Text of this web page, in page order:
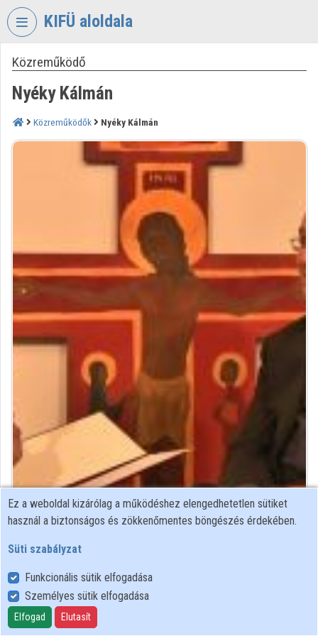
Fejléc kihagyása
KIFÜ aloldala
VIDEOTORIUM
KORMÁNYZATI
INFORMATIKAI
Kategóriák
Intézmények
Közreműködők
Közreműködő
Nyéky Kálmán
Közreműködők Nyéky Kálmán
katolikus pap
Közreműködő felvételei
Névjegyek
Névjegy
Ez a weboldal kizárólag a működéshez elengedhetetlen sütiket
használ a biztonságos és zökkenőmentes böngészés érdekében.
Süti szabályzat
Funkcionális sütik elfogadása
Személyes sütik elfogadása
Elfogad Elutasít